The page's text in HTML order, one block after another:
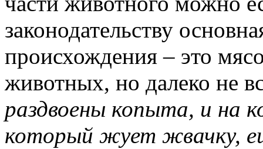
законодательству
происхождения – это
животных, но далеко не
раздвоены копыта, и на
который жует жвачку,